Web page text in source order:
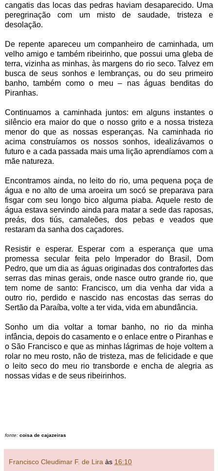
cangatis das locas das pedras haviam desaparecido. Uma
peregrinação com um misto de saudade, tristeza e
desolação.
De repente apareceu um companheiro de caminhada, um
velho amigo e também ribeirinho, que possui uma gleba de
terra, vizinha as minhas, às margens do rio seco. Talvez em
busca de seus sonhos e lembranças, ou do seu primeiro
banho, também como o meu – nas águas benditas do
Piranhas.
Continuamos a caminhada juntos: em alguns instantes o
silêncio era maior do que o nosso grito e a nossa tristeza
menor do que as nossas esperanças. Na caminhada rio
acima construíamos os nossos sonhos, idealizávamos o
futuro e a cada passada mais uma lição aprendíamos com a
mãe natureza.
Encontramos ainda, no leito do rio, uma pequena poça de
água e no alto de uma aroeira um socó se preparava para
fisgar com seu longo bico alguma piaba. Aquele resto de
água estava servindo ainda para matar a sede das raposas,
preás, dos tiús, camaleões, dos pebas e veados que
restaram da sanha dos caçadores.
Resistir e esperar. Esperar com a esperança que uma
promessa secular feita pelo Imperador do Brasil, Dom
Pedro, que um dia as águas originadas dos contrafortes das
serras das minas gerais, onde nasce outro grande rio, que
tem nome de santo: Francisco, um dia venha dar vida a
outro rio, perdido e nascido nas encostas das serras do
Sertão da Paraíba, volte a ter vida, vida em abundância.
Sonho um dia voltar a tomar banho, no rio da minha
infância, depois do casamento e o enlace entre o Piranhas e
o São Francisco e que as minhas lágrimas de hoje voltem a
rolar no meu rosto, não de tristeza, mas de felicidade e que
o leito seco do meu rio transborde e encha de alegria as
nossas vidas e de seus ribeirinhos.
fonte: coisa de cajazeiras
Francisco Cleudimar F. de Lira às 16:10